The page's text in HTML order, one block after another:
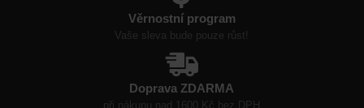
Věrnostní program
Vaše sleva bude pouze růst!
Doprava ZDARMA
při nákupu nad 1600 Kč bez DPH